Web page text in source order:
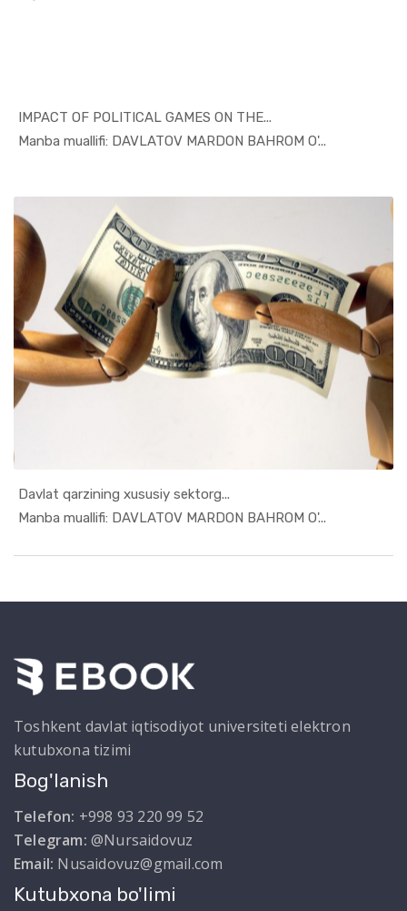
IMPACT OF POLITICAL GAMES ON THE...
Manba muallifi: DAVLATOV MARDON BAHROM O'...
In Taqdimo...
Davlat qarzining xususiy sektorg...
Manba muallifi: DAVLATOV MARDON BAHROM O'...
In O'quv q...
Toshkent davlat iqtisodiyot universiteti elektron
kutubxona tizimi
Bog'lanish
Telefon: +998 93 220 99 52
Telegram: @Nursaidovuz
Email: Nusaidovuz@gmail.com
Kutubxona bo'limi